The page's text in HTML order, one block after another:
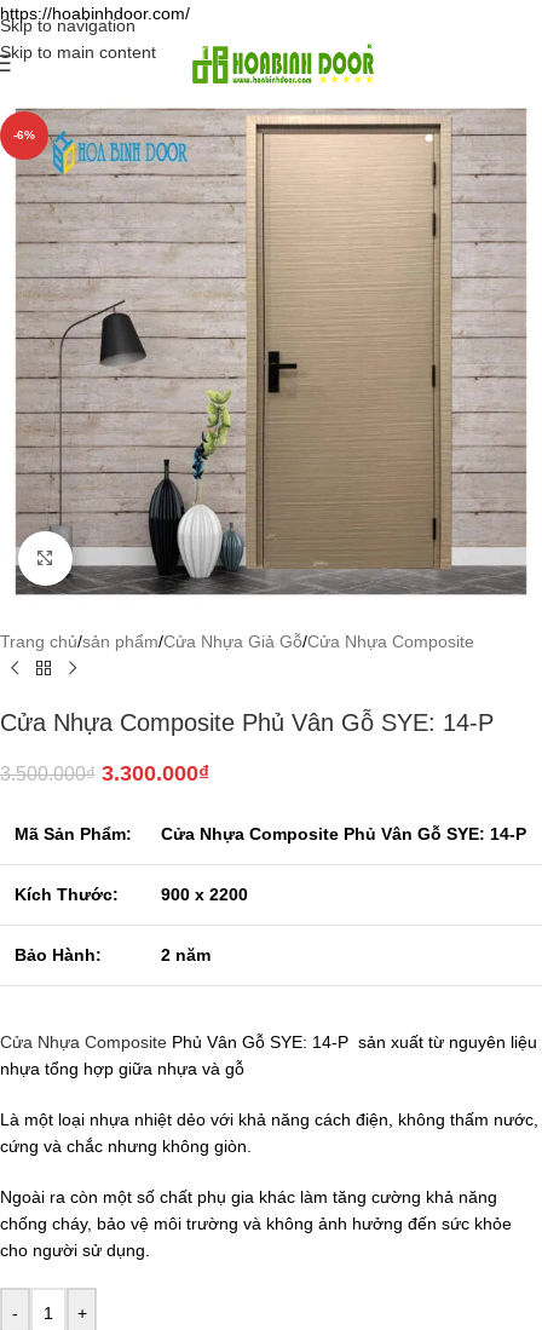
https://hoabinhdoor.com/
Skip to navigation
Skip to main content
-6%
Click to enlarge
Trang chủ/sản phẩm/Cửa Nhựa Giả Gỗ/Cửa Nhựa Composite
Cửa Nhựa Composite Phủ Vân Gỗ SYE: 14-P
3.500.000₫ 3.300.000₫
Mã Sản Phẩm: Cửa Nhựa Composite Phủ Vân Gỗ SYE: 14-P
Kích Thước: 900 x 2200
Bảo Hành: 2 năm
Cửa Nhựa Composite Phủ Vân Gỗ SYE: 14-P sản xuất từ nguyên liệu
nhựa tổng hợp giữa nhựa và gỗ
Là một loại nhựa nhiệt dẻo với khả năng cách điện, không thấm nước,
cứng và chắc nhưng không giòn.
Ngoài ra còn một số chất phụ gia khác làm tăng cường khả năng
chống cháy, bảo vệ môi trường và không ảnh hưởng đến sức khỏe
cho người sử dụng.
- +